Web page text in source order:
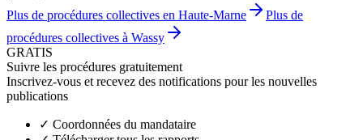
Plus de procédures collectives en Haute-Marne
Plus de
procédures collectives à Wassy
GRATIS
Suivre les procédures gratuitement
Inscrivez-vous et recevez des notifications pour les nouvelles
publications
✓ Coordonnées du mandataire